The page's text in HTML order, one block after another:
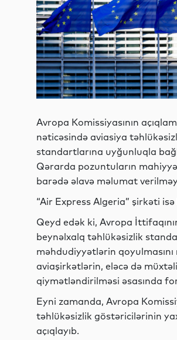
Avropa Komissiyasının
nəticəsində aviasiya
standartlarına uyğunluqla
Qərarda pozuntuların
barədə əlavə məlumat
“Air Express Algeria” şirkəti
Qeyd edək ki, Avropa
beynəlxalq təhlükəsizlik
məhdudiyyətlərin
aviaşirkətlərin, eləcə də
qiymətləndirilməsi əsasında
Eyni zamanda, Avropa
təhlükəsizlik göstəricilərinin
açıqlayıb.